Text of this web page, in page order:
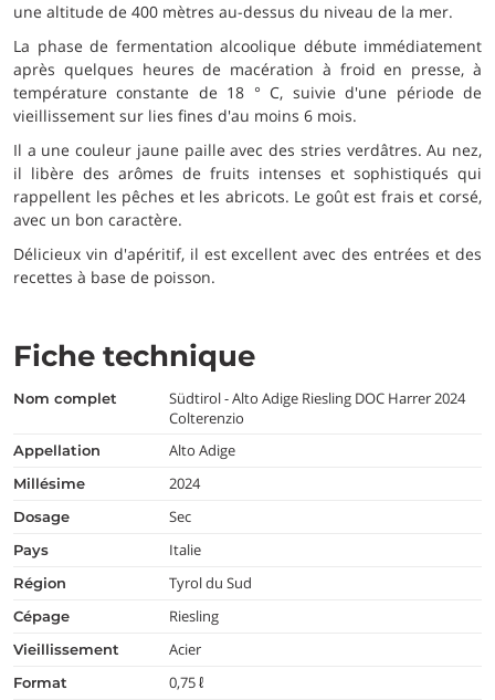
une altitude de 400 mètres au-dessus du niveau de la mer.
La phase de fermentation alcoolique débute immédiatement
après quelques heures de macération à froid en presse, à
température constante de 18 ° C, suivie d'une période de
vieillissement sur lies fines d'au moins 6 mois.
Il a une couleur jaune paille avec des stries verdâtres. Au nez,
il libère des arômes de fruits intenses et sophistiqués qui
rappellent les pêches et les abricots. Le goût est frais et corsé,
avec un bon caractère.
Délicieux vin d'apéritif, il est excellent avec des entrées et des
recettes à base de poisson.
Fiche technique
nom complet
Südtirol - Alto Adige Riesling DOC Harrer 2024
Colterenzio
appellation Alto Adige
millésime 2024
dosage Sec
pays Italie
région Tyrol du Sud
cépage Riesling
vieillissement Acier
format 0,75 ℓ